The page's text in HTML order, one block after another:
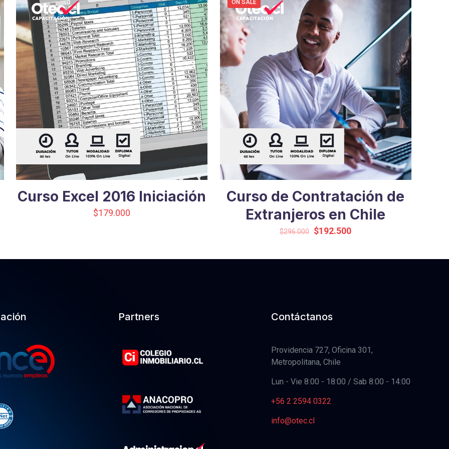
Curso Excel 2016 Iniciación
$179.000
ON SALE
Curso de Contratación de
Extranjeros en Chile
$296.000 Original
$192.500Current
Partners Contáctanos
Providencia 727, Oficina 301,
Metropolitana, Chile
Lun - Vie 8:00 - 18:00 / Sab 8:00 - 14:00
+56 2 2594 0322
info@otec.cl